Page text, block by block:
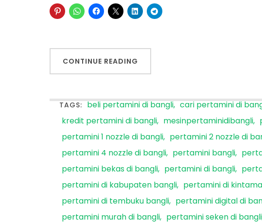
CONTINUE READING
TAGS: beli pertamini di bangli cari pertamini di
kredit pertamini di bangli
mesinpertaminidibangli
pertamini 1 nozzle di bangli
pertamini 2 nozzle di
pertamini 4 nozzle di bangli
pertamini bangli
pertamini bekas di bangli
pertamini di bangli
pertamini di kabupaten bangli
pertamini di
pertamini di tembuku bangli
pertamini digital di
pertamini murah di bangli
pertamini seken di bangli